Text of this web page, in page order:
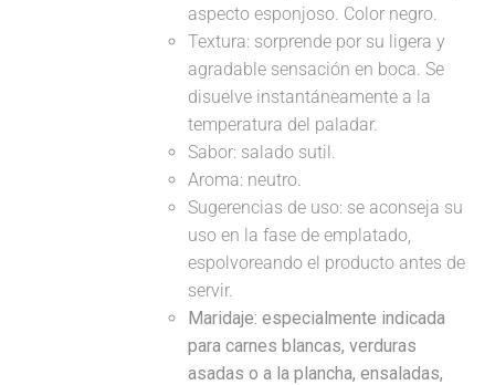
aspecto esponjoso. Color negro.
Textura: sorprende por su ligera y
agradable sensación en boca. Se
disuelve instantáneamente a la
temperatura del paladar.
Sabor: salado sutil.
Aroma: neutro.
Sugerencias de uso: se aconseja su
uso en la fase de emplatado,
espolvoreando el producto antes de
servir.
Maridaje: especialmente indicada
para carnes blancas, verduras
asadas o a la plancha, ensaladas,